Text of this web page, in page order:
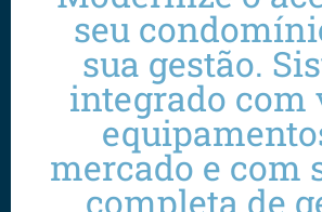
seu
sua gestão.
integrado com
mercado e com
completa de